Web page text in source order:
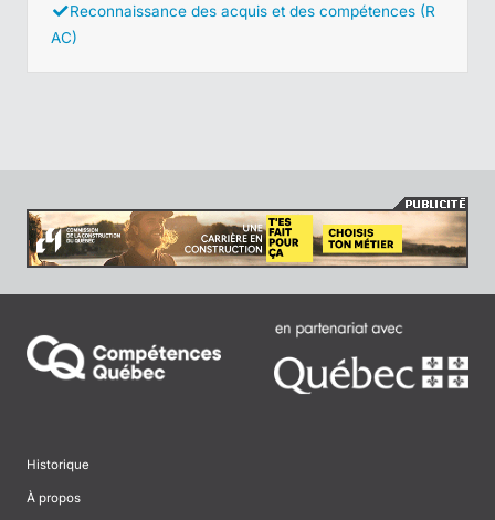
Reconnaissance des acquis et des compétences (R
AC)
Historique
À propos